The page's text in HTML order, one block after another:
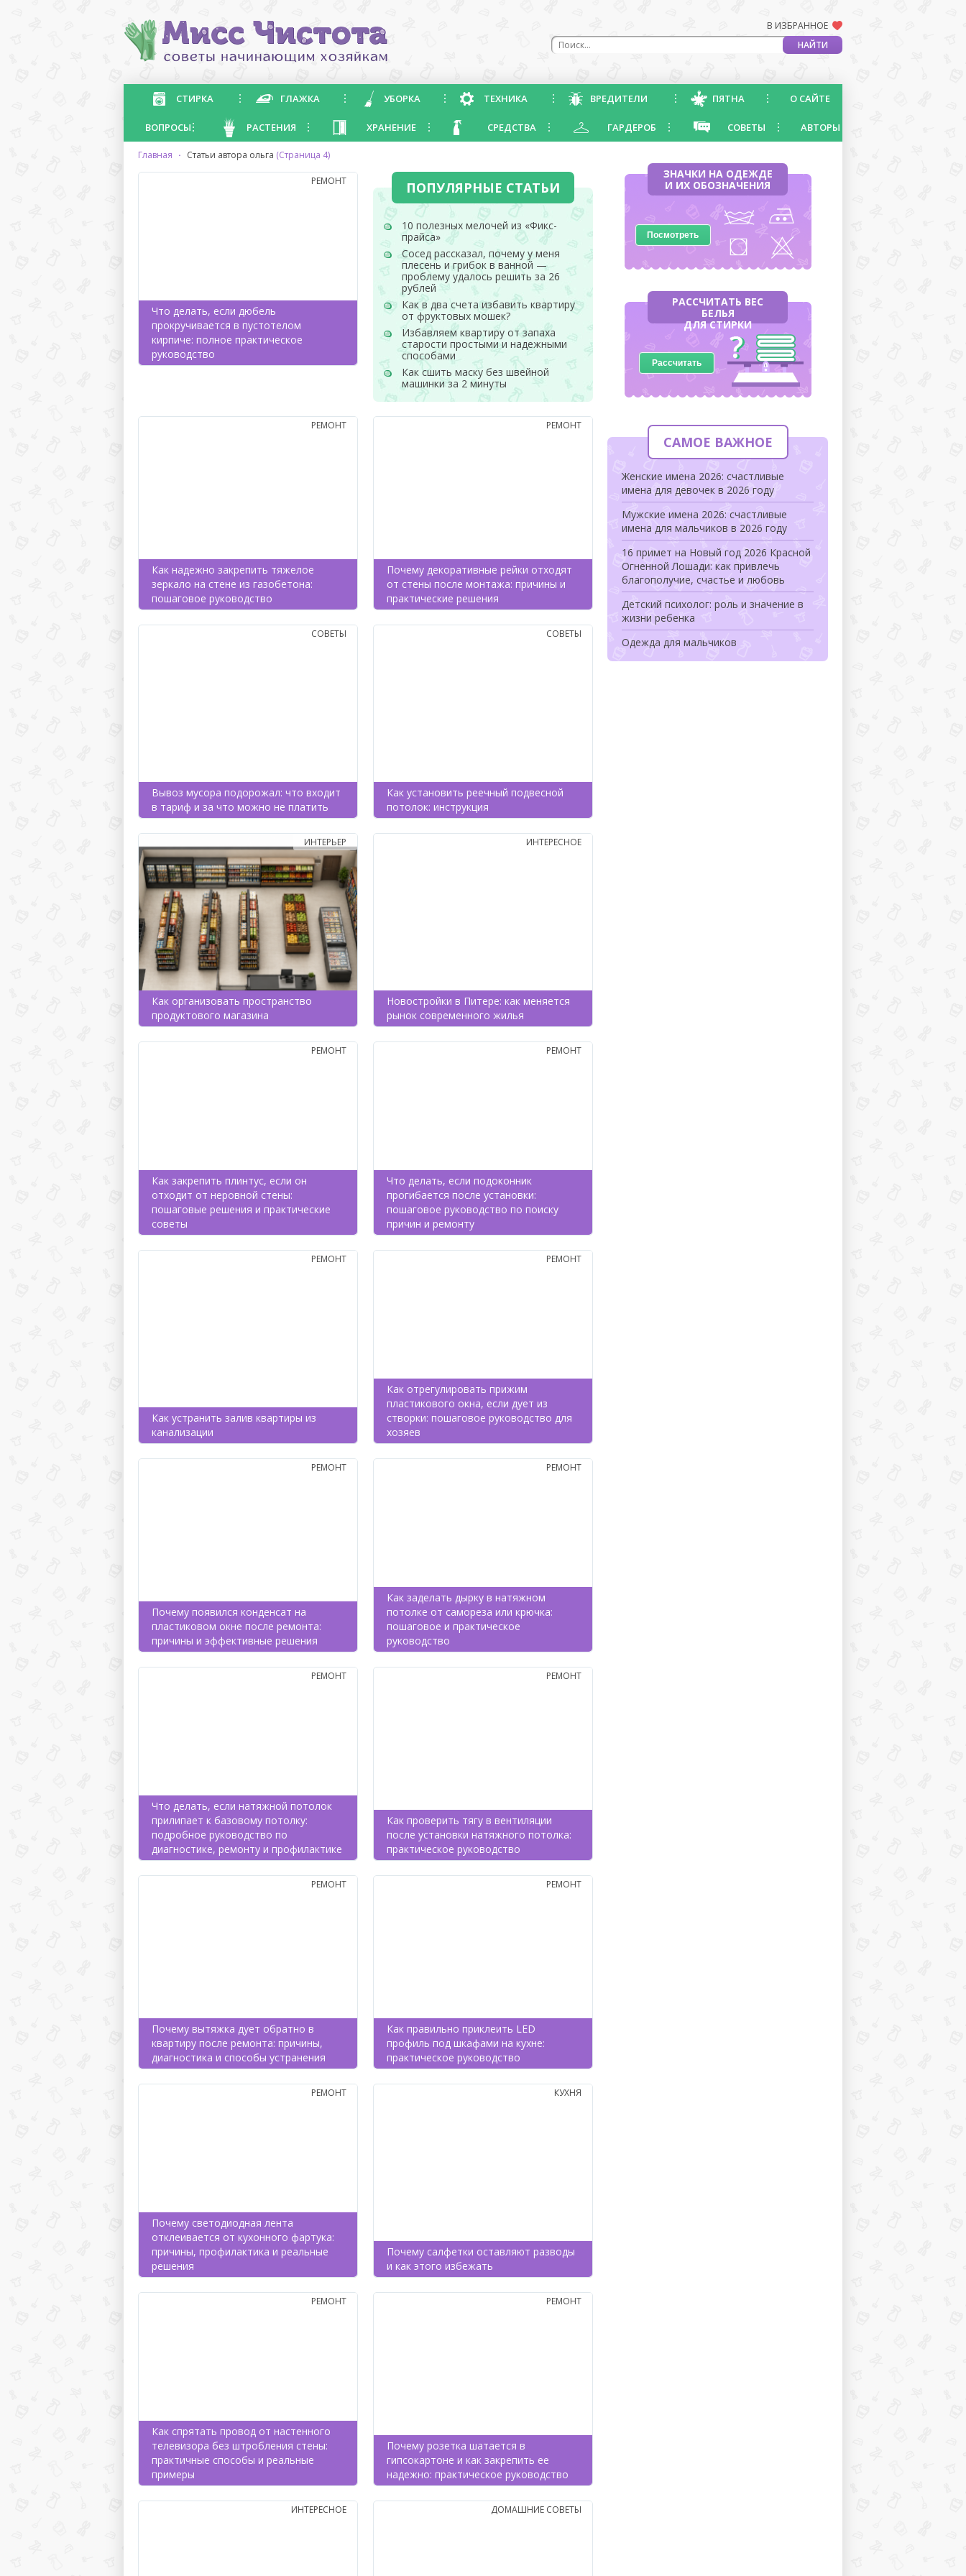
В ИЗБРАННОЕ
СТИРКА ГЛАЖКА УБОРКА ТЕХНИКА ВРЕДИТЕЛИ ПЯТНА О САЙТЕ
ВОПРОСЫ РАСТЕНИЯ ХРАНЕНИЕ СРЕДСТВА ГАРДЕРОБ СОВЕТЫ АВТОРЫ
главная · статьи автора ольга (Страница 4)
ПОПУЛЯРНЫЕ СТАТЬИ
10 полезных мелочей из «Фикс-
прайса»
Сосед рассказал, почему у меня
плесень и грибок в ванной —
проблему удалось решить за 26
рублей
Как в два счета избавить квартиру
от фруктовых мошек?
Избавляем квартиру от запаха
старости простыми и надежными
способами
Как сшить маску без швейной
машинки за 2 минуты
Что делать, если дюбель
прокручивается в пустотелом
кирпиче: полное практическое
руководство
РЕМОНТ
Как надежно закрепить тяжелое
зеркало на стене из газобетона:
пошаговое руководство
РЕМОНТ
Почему декоративные рейки отходят
от стены после монтажа: причины и
практические решения
РЕМОНТ
Вывоз мусора подорожал: что входит
в тариф и за что можно не платить
СОВЕТЫ
Как установить реечный подвесной
потолок: инструкция
СОВЕТЫ
Как организовать пространство
продуктового магазина
ИНТЕРЬЕР
Новостройки в Питере: как меняется
рынок современного жилья
ИНТЕРЕСНОЕ
Как закрепить плинтус, если он
отходит от неровной стены:
пошаговые решения и практические
советы
РЕМОНТ
Что делать, если подоконник
прогибается после установки:
пошаговое руководство по поиску
причин и ремонту
РЕМОНТ
Как устранить залив квартиры из
канализации
РЕМОНТ
Как отрегулировать прижим
пластикового окна, если дует из
створки: пошаговое руководство для
хозяев
РЕМОНТ
Почему появился конденсат на
пластиковом окне после ремонта:
причины и эффективные решения
РЕМОНТ
Как заделать дырку в натяжном
потолке от самореза или крючка:
пошаговое и практическое
руководство
РЕМОНТ
Что делать, если натяжной потолок
прилипает к базовому потолку:
подробное руководство по
диагностике, ремонту и профилактике
РЕМОНТ
Как проверить тягу в вентиляции
после установки натяжного потолка:
практическое руководство
РЕМОНТ
Почему вытяжка дует обратно в
квартиру после ремонта: причины,
диагностика и способы устранения
РЕМОНТ
Как правильно приклеить LED
профиль под шкафами на кухне:
практическое руководство
РЕМОНТ
Почему светодиодная лента
отклеивается от кухонного фартука:
причины, профилактика и реальные
решения
РЕМОНТ
Почему салфетки оставляют разводы
и как этого избежать
КУХНЯ
Как спрятать провод от настенного
телевизора без штробления стены:
практичные способы и реальные
примеры
РЕМОНТ
Почему розетка шатается в
гипсокартоне и как закрепить ее
надежно: практическое руководство
РЕМОНТ
ИНТЕРЕСНОЕ ДОМАШНИЕ СОВЕТЫ
ЗНАЧКИ НА ОДЕЖДЕ
И ИХ ОБОЗНАЧЕНИЯ
Посмотреть
РАССЧИТАТЬ ВЕС
БЕЛЬЯ
ДЛЯ СТИРКИ
Рассчитать
САМОЕ ВАЖНОЕ
Женские имена 2026: счастливые
имена для девочек в 2026 году
Мужские имена 2026: счастливые
имена для мальчиков в 2026 году
16 примет на Новый год 2026 Красной
Огненной Лошади: как привлечь
благополучие, счастье и любовь
Детский психолог: роль и значение в
жизни ребенка
Одежда для мальчиков